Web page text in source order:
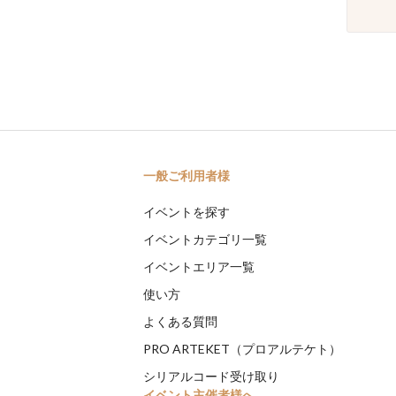
一般ご利用者様
イベントを探す
イベントカテゴリ一覧
イベントエリア一覧
使い方
よくある質問
PRO ARTEKET（プロアルテケト）
シリアルコード受け取り